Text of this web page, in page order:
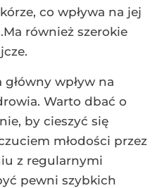
co wpływa na jej
również szerokie
wpływ na
Warto dbać o
by cieszyć się
młodości przez
z regularnymi
pewni szybkich